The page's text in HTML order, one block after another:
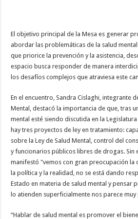
El objetivo principal de la Mesa es generar
abordar las problemáticas de la salud
que priorice la prevención y la asistencia,
espacio busca responder de manera
los desafíos complejos que atraviesa este
En el encuentro, Sandra Cislaghi, integrante
Mental, destacó la importancia de que, tras
mental esté siendo discutida en la
hay tres proyectos de ley en tratamiento:
sobre la Ley de Salud Mental, control del
y funcionarios públicos libres de drogas. Sin
manifestó "vemos con gran preocupación la
la política y la realidad, no se está dando
Estado en materia de salud mental y pensar
lo atienden superficialmente nos parece
“Hablar de salud mental es promover el